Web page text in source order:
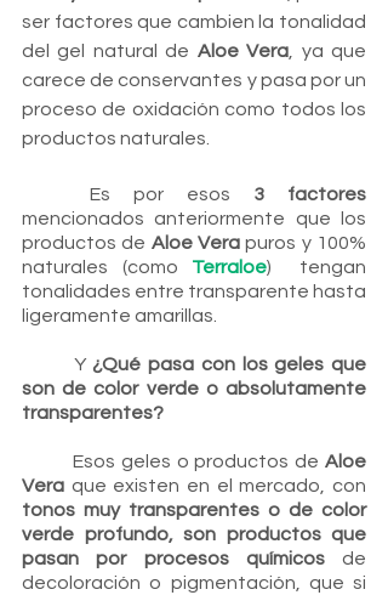
ser factores que cambien la tonalidad
del gel natural de Aloe Vera , ya que
carece de conservantes y pasa por un
proceso de oxidación como todos los
productos naturales.
	Es por esos
3 factores
mencionados anteriormente que los
productos de Aloe Vera puros y 100%
naturales (como Terraloe)  tengan
tonalidades entre transparente hasta
ligeramente amarillas.
	Y
¿Qué pasa con los geles que
son de color verde o absolutamente
transparentes?
	Esos geles o productos de
Aloe
Vera
tonos muy transparentes o de color
verde profundo, son productos que
pasan por procesos químicos de
decoloración o pigmentación, que si